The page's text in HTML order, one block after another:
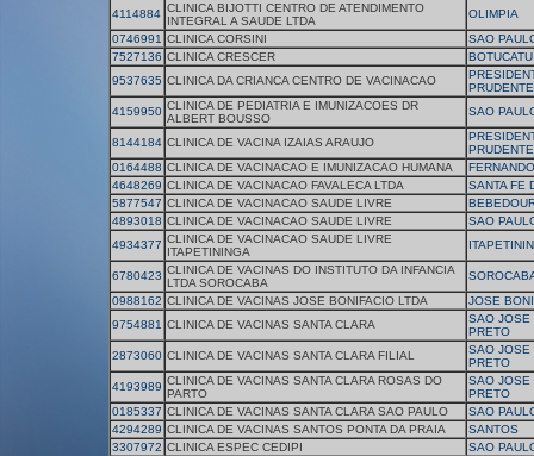
4114884 CLINICA BIJOTTI CENTRO DE ATENDIMENTO
INTEGRAL A SAUDE LTDA
OLIMPIA
0746991 CLINICA CORSINI
SAO
7527136 CLINICA CRESCER
BOTUCATU
9537635 CLINICA DA CRIANCA CENTRO DE VACINACAO
PRUDENTE
4159950 CLINICA DE PEDIATRIA E IMUNIZACOES DR
ALBERT BOUSSO
SAO
8144184 CLINICA DE VACINA IZAIAS ARAUJO
PRUDENTE
0164488 CLINICA DE VACINACAO E IMUNIZACAO HUMANA
4648269 CLINICA DE VACINACAO FAVALECA LTDA
SANTA FE
5877547 CLINICA DE VACINACAO SAUDE LIVRE
4893018 CLINICA DE VACINACAO SAUDE LIVRE
SAO
4934377 CLINICA DE VACINACAO SAUDE LIVRE
ITAPETININGA
6780423 CLINICA DE VACINAS DO INSTITUTO DA INFANCIA
LTDA SOROCABA
0988162 CLINICA DE VACINAS JOSE BONIFACIO LTDA
JOSE
9754881 CLINICA DE VACINAS SANTA CLARA
SAO JOSE
PRETO
2873060 CLINICA DE VACINAS SANTA CLARA FILIAL
SAO JOSE
PRETO
4193989 CLINICA DE VACINAS SANTA CLARA ROSAS DO
PARTO
SAO JOSE
PRETO
0185337 CLINICA DE VACINAS SANTA CLARA SAO PAULO
SAO
4294289 CLINICA DE VACINAS SANTOS PONTA DA PRAIA
SANTOS
3307972 CLINICA ESPEC CEDIPI
SAO